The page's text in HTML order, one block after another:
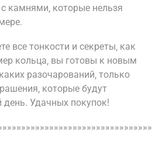
камнями‚ которые нельзя
все тонкости и секреты‚ как
кольца‚ вы готовы к новым
разочарований‚ только
которые будут
Удачных покупок!